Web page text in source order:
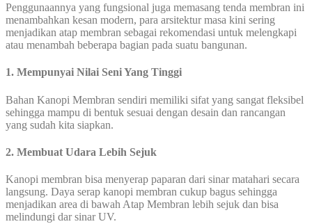
Penggunaannya yang fungsional juga memasang tenda membran ini
menambahkan kesan modern, para arsitektur masa kini sering
menjadikan atap membran sebagai rekomendasi untuk melengkapi
atau menambah beberapa bagian pada suatu bangunan.
1. Mempunyai Nilai Seni Yang Tinggi
Bahan Kanopi Membran sendiri memiliki sifat yang sangat fleksibel
sehingga mampu di bentuk sesuai dengan desain dan rancangan
yang sudah kita siapkan.
2. Membuat Udara Lebih Sejuk
Kanopi membran bisa menyerap paparan dari sinar matahari secara
langsung. Daya serap kanopi membran cukup bagus sehingga
menjadikan area di bawah Atap Membran lebih sejuk dan bisa
melindungi dar sinar UV.